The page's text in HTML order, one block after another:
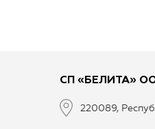
СП «БЕЛИТА»
220089,